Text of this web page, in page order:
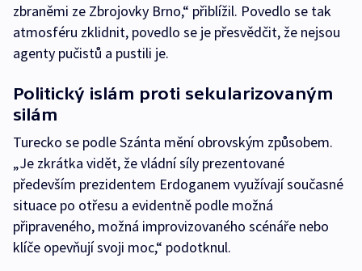
zbraněmi ze Zbrojovky Brno,“ přiblížil. Povedlo se tak
atmosféru zklidnit, povedlo se je přesvědčit, že nejsou
agenty pučistů a pustili je.
Politický islám proti sekularizovaným
silám
Turecko se podle Szánta mění obrovským způsobem.
„Je zkrátka vidět, že vládní síly prezentované
především prezidentem Erdoganem využívají současné
situace po otřesu a evidentně podle možná
připraveného, možná improvizovaného scénáře nebo
klíče opevňují svoji moc,“ podotknul.